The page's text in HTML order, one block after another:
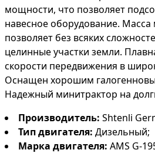
мощности, что позволяет
навесное оборудование. Масса
позволяет без всяких
целинные участки земли.
скорости передвижения в
Оснащен хорошим
Надежный минитрактор на
Производитель: Shtenli
Тип двигателя: Дизельный;
Марка двигателя: AMS G-